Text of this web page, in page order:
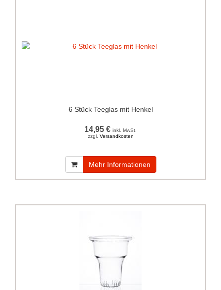
6 Stück Teeglas mit Henkel
14,95 € inkl. MwSt.
zzgl. Versandkosten
Mehr Informationen